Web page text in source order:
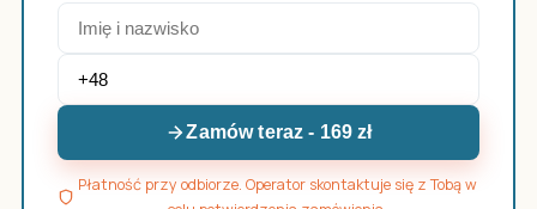
Zamów teraz - 169 zł
Płatność przy odbiorze. Operator skontaktuje się z Tobą w